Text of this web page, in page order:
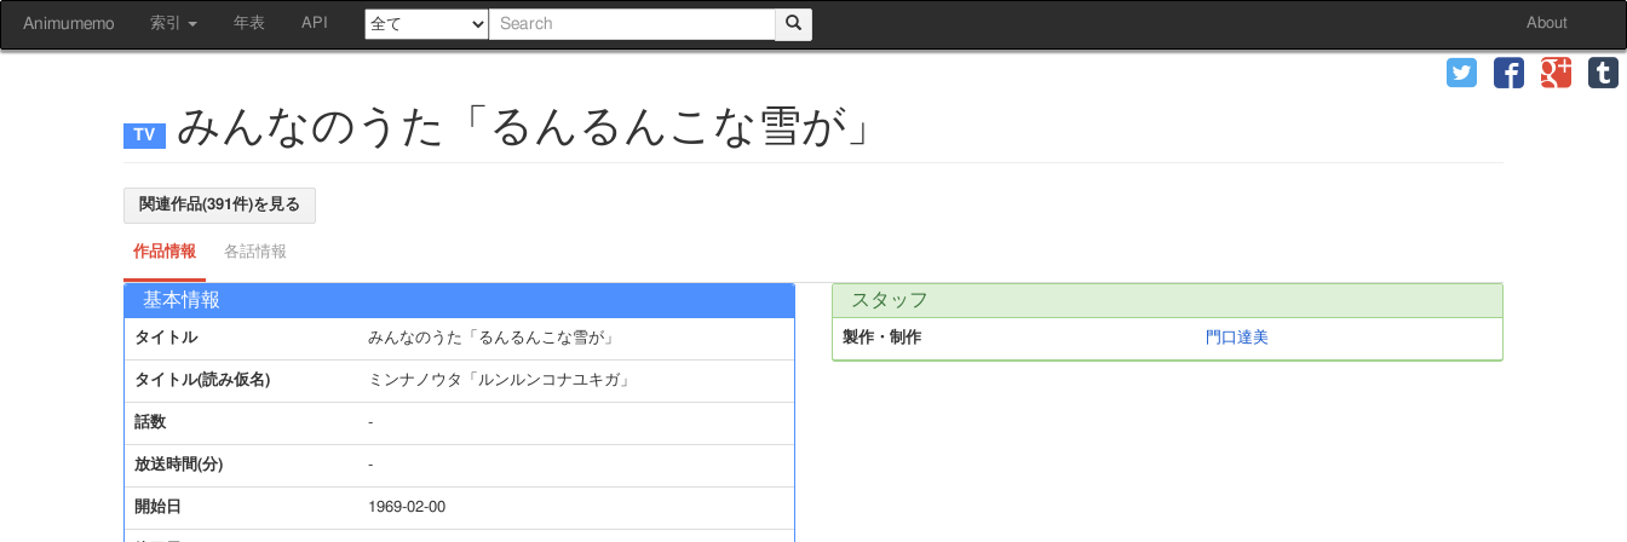
Animumemo 索引 年表 API About
みんなのうた「るんるんこな雪が」
関連作品(391件)を見る
作品情報 各話情報
基本情報
タイトル みんなのうた「るんるんこな雪が」
タイトル(読み仮名) ミンナノウタ「ルンルンコナユキガ」
話数 -
放送時間(分) -
開始日 1969-02-00
スタッフ
製作・制作 門口達美